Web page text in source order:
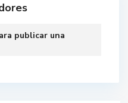
publicar una